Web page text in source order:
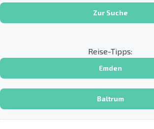
Zur Suche
Reise-Tipps:
Emden
Baltrum